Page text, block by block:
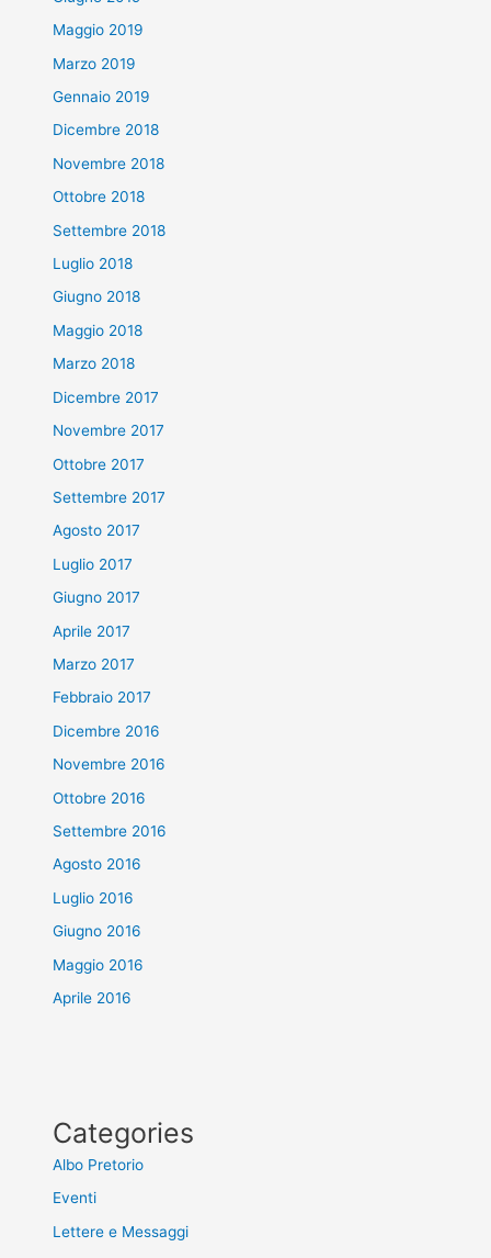
Maggio 2019
Marzo 2019
Gennaio 2019
Dicembre 2018
Novembre 2018
Ottobre 2018
Settembre 2018
Luglio 2018
Giugno 2018
Maggio 2018
Marzo 2018
Dicembre 2017
Novembre 2017
Ottobre 2017
Settembre 2017
Agosto 2017
Luglio 2017
Giugno 2017
Aprile 2017
Marzo 2017
Febbraio 2017
Dicembre 2016
Novembre 2016
Ottobre 2016
Settembre 2016
Agosto 2016
Luglio 2016
Giugno 2016
Maggio 2016
Aprile 2016
Categories
Albo Pretorio
Eventi
Lettere e Messaggi